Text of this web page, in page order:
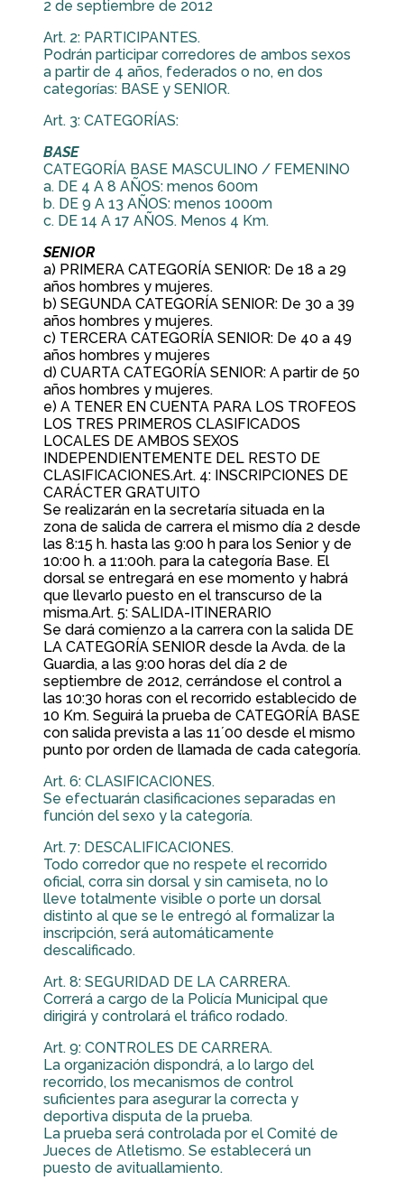
2 de septiembre de 2012
Art. 2: PARTICIPANTES.
Podrán participar corredores de ambos sexos
a partir de 4 años, federados o no, en dos
categorías: BASE y SENIOR.
Art. 3: CATEGORÍAS:
BASE
CATEGORÍA BASE MASCULINO / FEMENINO
a. DE 4 A 8 AÑOS: menos 600m
b. DE 9 A 13 AÑOS: menos 1000m
c. DE 14 A 17 AÑOS. Menos 4 Km.
SENIOR
a) PRIMERA CATEGORÍA SENIOR: De 18 a 29
años hombres y mujeres.
b) SEGUNDA CATEGORÍA SENIOR: De 30 a 39
años hombres y mujeres.
c) TERCERA CATEGORÍA SENIOR: De 40 a 49
años hombres y mujeres
d) CUARTA CATEGORÍA SENIOR: A partir de 50
años hombres y mujeres.
e) A TENER EN CUENTA PARA LOS TROFEOS
LOS TRES PRIMEROS CLASIFICADOS
LOCALES DE AMBOS SEXOS
INDEPENDIENTEMENTE DEL RESTO DE
CLASIFICACIONES.Art. 4: INSCRIPCIONES DE
CARÁCTER GRATUITO
Se realizarán en la secretaría situada en la
zona de salida de carrera el mismo día 2 desde
las 8:15 h. hasta las 9:00 h para los Senior y de
10:00 h. a 11:00h. para la categoría Base. El
dorsal se entregará en ese momento y habrá
que llevarlo puesto en el transcurso de la
misma.Art. 5: SALIDA-ITINERARIO
Se dará comienzo a la carrera con la salida DE
LA CATEGORÍA SENIOR desde la Avda. de la
Guardia, a las 9:00 horas del día 2 de
septiembre de 2012, cerrándose el control a
las 10:30 horas con el recorrido establecido de
10 Km. Seguirá la prueba de CATEGORÍA BASE
con salida prevista a las 11´00 desde el mismo
punto por orden de llamada de cada categoría.
Art. 6: CLASIFICACIONES.
Se efectuarán clasificaciones separadas en
función del sexo y la categoría.
Art. 7: DESCALIFICACIONES.
Todo corredor que no respete el recorrido
oficial, corra sin dorsal y sin camiseta, no lo
lleve totalmente visible o porte un dorsal
distinto al que se le entregó al formalizar la
inscripción, será automáticamente
descalificado.
Art. 8: SEGURIDAD DE LA CARRERA.
Correrá a cargo de la Policía Municipal que
dirigirá y controlará el tráfico rodado.
Art. 9: CONTROLES DE CARRERA.
La organización dispondrá, a lo largo del
recorrido, los mecanismos de control
suficientes para asegurar la correcta y
deportiva disputa de la prueba.
La prueba será controlada por el Comité de
Jueces de Atletismo. Se establecerá un
puesto de avituallamiento.